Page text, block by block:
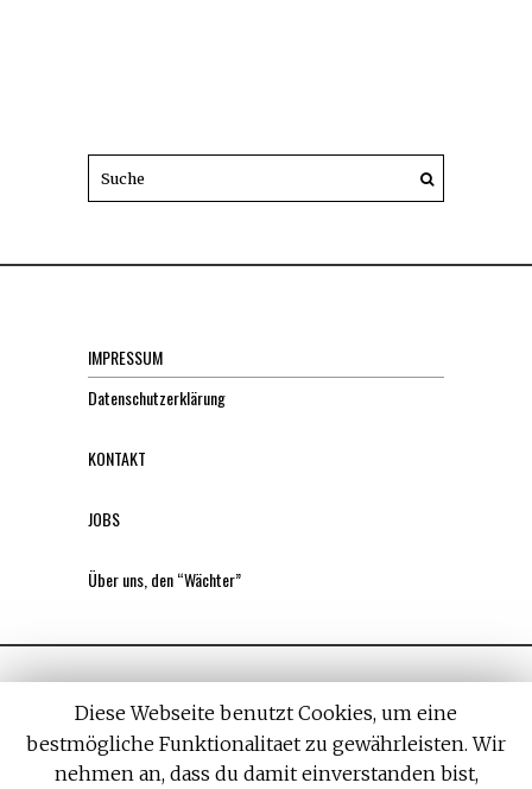
IMPRESSUM
Datenschutzerklärung
KONTAKT
JOBS
Über uns, den “Wächter”
Diese Webseite benutzt Cookies, um eine
bestmögliche Funktionalitaet zu gewährleisten. Wir
nehmen an, dass du damit einverstanden bist,